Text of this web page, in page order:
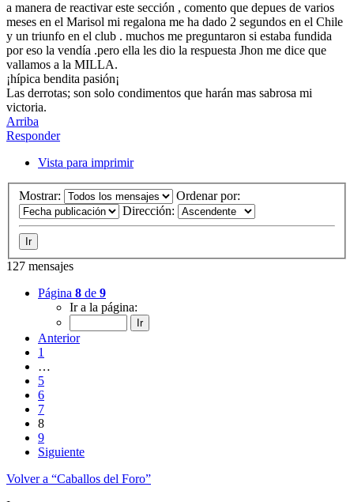
a manera de reactivar este sección , comento que depues de varios
meses en el Marisol mi regalona me ha dado 2 segundos en el Chile
y un triunfo en el club . muchos me preguntaron si estaba fundida
por eso la vendía .pero ella les dio la respuesta Jhon me dice que
vallamos a la MILLA.
¡hípica bendita pasión¡
Las derrotas; son solo condimentos que harán mas sabrosa mi
victoria.
Arriba
Responder
Vista para imprimir
Mostrar:
Ordenar por:
Dirección:
127 mensajes
Página 8 de 9
Ir a la página:
Anterior
1
…
5
6
7
8
9
Siguiente
Volver a “Caballos del Foro”